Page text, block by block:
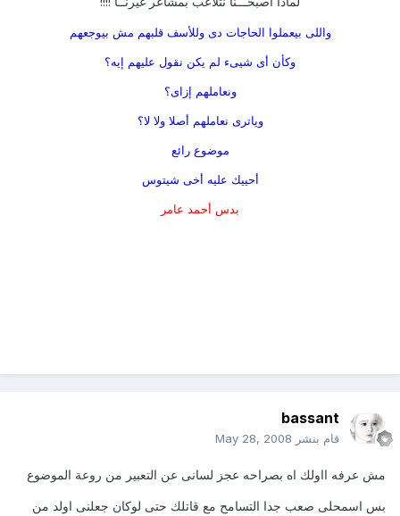
واللى بيعملوا الحاجات دى وللأسف قلبهم مش بيوجعهم
وكأن أى شيىء لم يكن نقول عليهم إيه؟
ونعاملهم إزاى؟
وياترى نعاملهم أصلا ولا لا؟
موضوع رائع
أحييك عليه أخى شيتوس
بدس أحمد عامر
bassant
قام بنشر May 28, 2008
مش عرفه ااولك اه بصراحه عجز لسانى عن التعبير من روعة الموضوع
بس اسمحلى صعب جدا التسامح مع قاتلك حتى لوكان جعلنى اولد من